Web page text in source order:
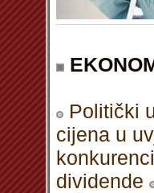
Politički
cijena u
dividende